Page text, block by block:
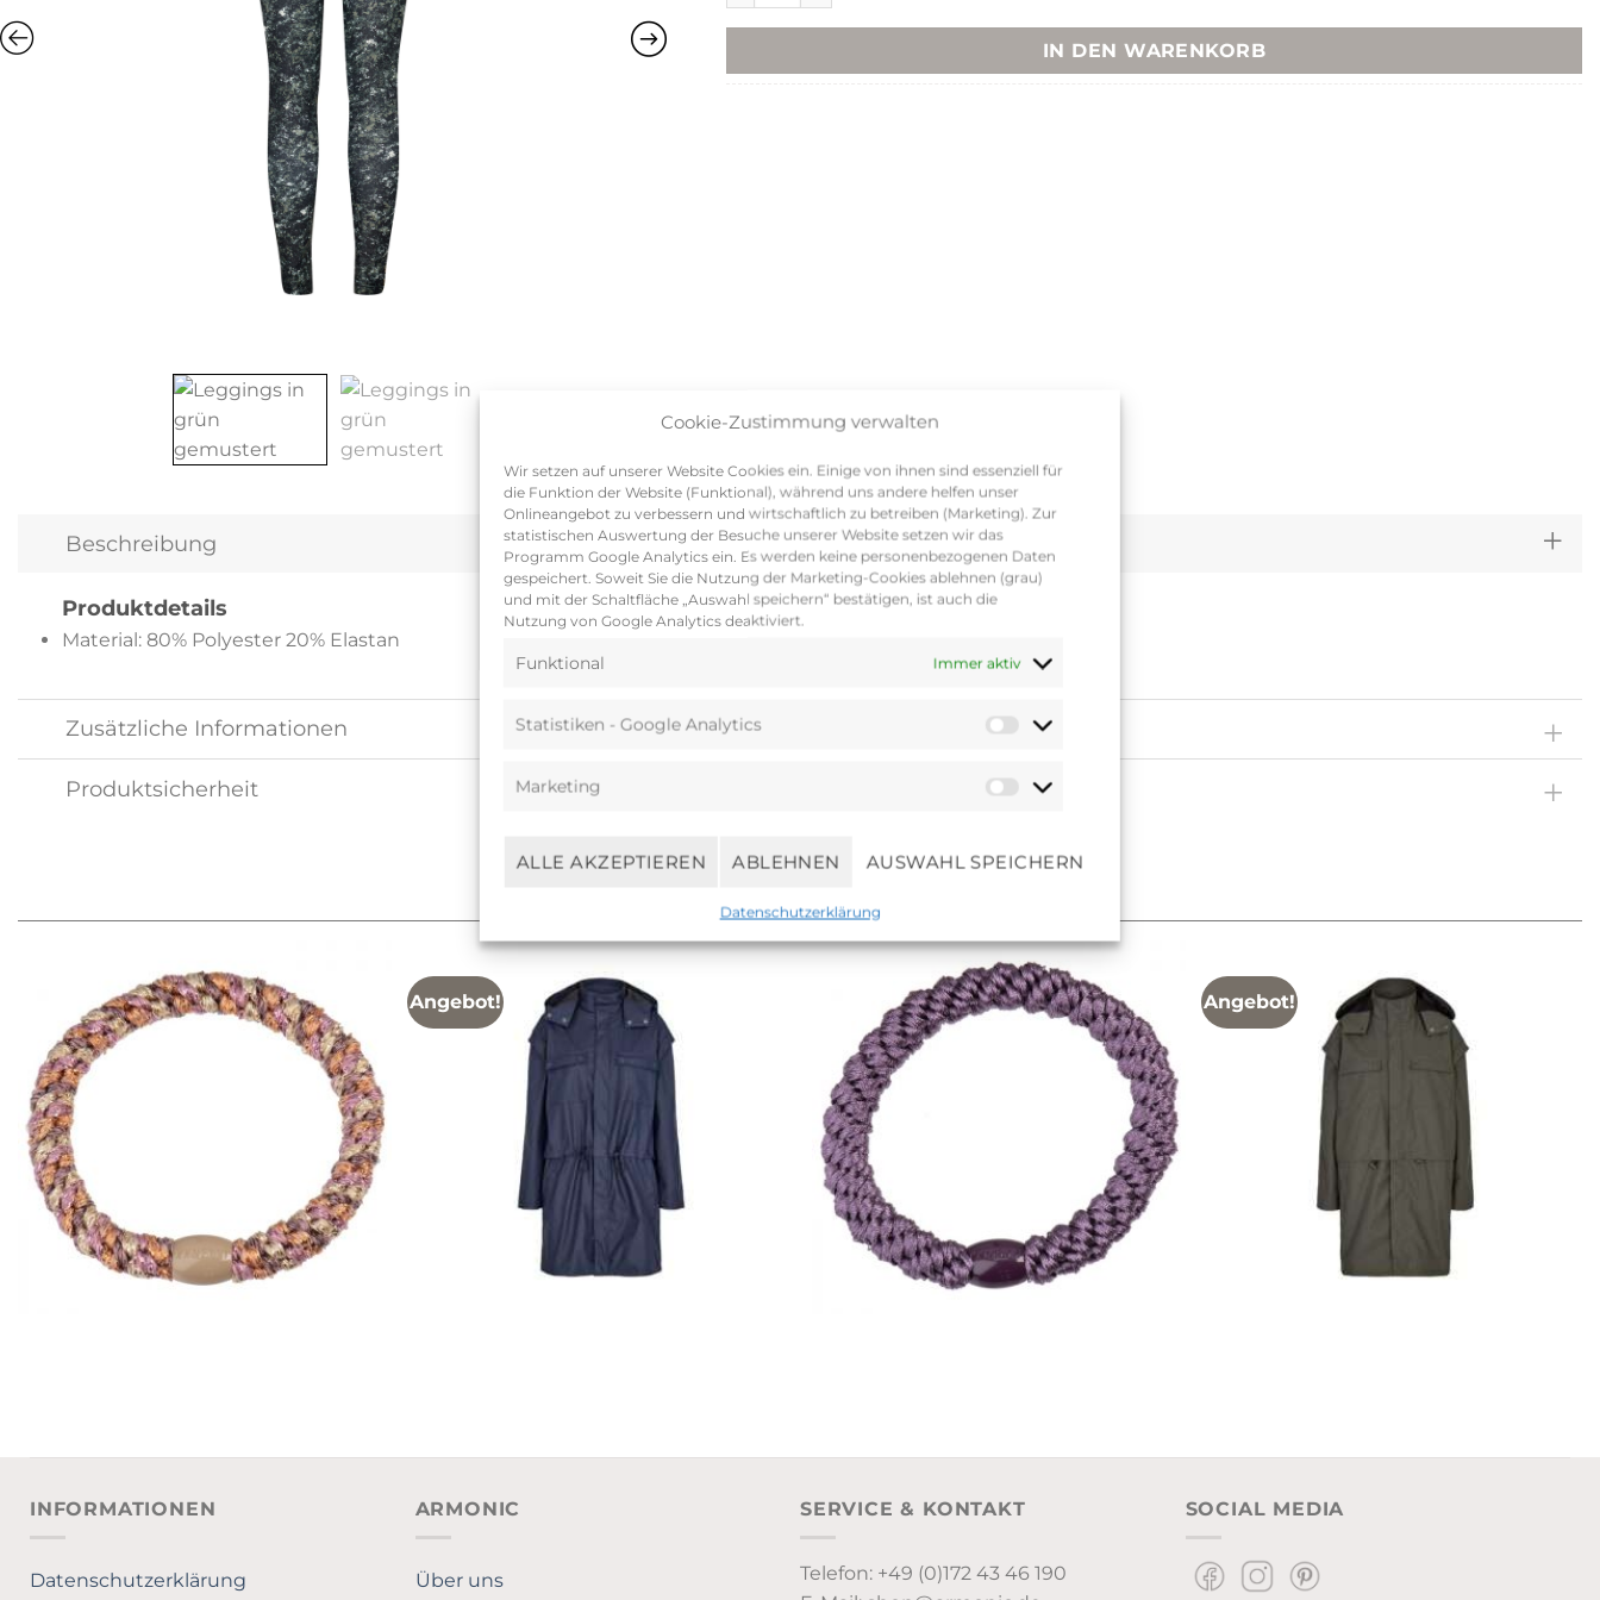
Cookie-Zustimmung verwalten
Wir setzen auf unserer Website Cookies ein. Einige von ihnen sind essenziell für
die Funktion der Website (Funktional), während uns andere helfen unser
Onlineangebot zu verbessern und wirtschaftlich zu betreiben (Marketing). Zur
statistischen Auswertung der Besuche unserer Website setzen wir das
Programm Google Analytics ein. Es werden keine personenbezogenen Daten
gespeichert. Soweit Sie die Nutzung der Marketing-Cookies ablehnen (grau)
und mit der Schaltfläche „Auswahl speichern“ bestätigen, ist auch die
Nutzung von Google Analytics deaktiviert.
Funktional Immer aktiv
Statistiken - Google Analytics
Marketing
ALLE AKZEPTIEREN ABLEHNEN AUSWAHL SPEICHERN
Datenschutzerklärung
IN DEN WARENKORB
Beschreibung
Produktdetails
Material: 80% Polyester 20% Elastan
Zusätzliche Informationen
Produktsicherheit
Ähnliche Produkte
Angebot! Angebot!
INFORMATIONEN
Datenschutzerklärung
ARMONIC
Über uns
SERVICE & KONTAKT
Telefon: +49 (0)172 43 46 190
SOCIAL MEDIA